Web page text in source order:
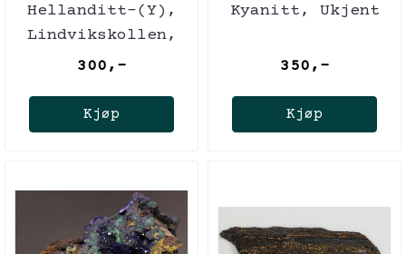
Hellanditt-(Y),
Lindvikskollen,
Norge
300,-
Kjøp
Kyanitt, Ukjent
350,-
Kjøp